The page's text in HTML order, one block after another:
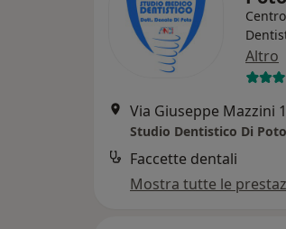
Altro
Via Giuseppe Mazzini
Studio Dentistico Di Poto
Faccette dentali
Mostra tutte le